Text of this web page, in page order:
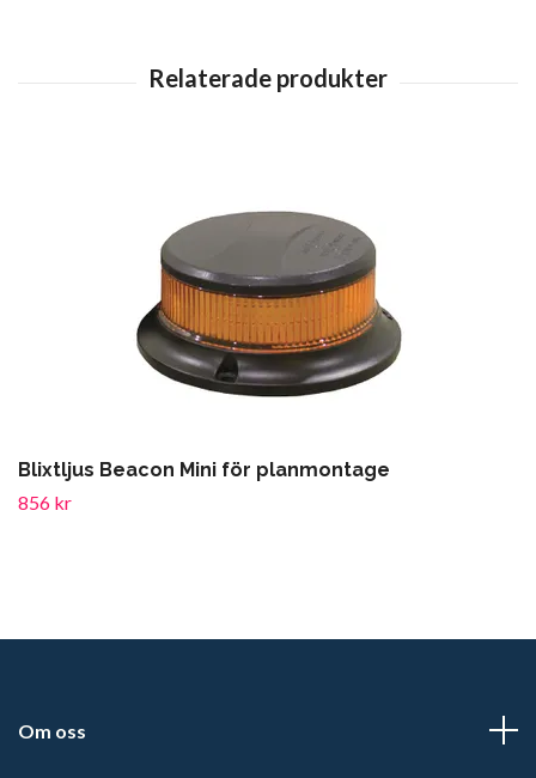
Blixtljus Beacon Mini för planmontage
856 kr
Om oss